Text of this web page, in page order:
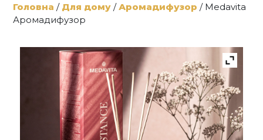
Головна / Для дому /Аромадифузор / Medavita
Аромадифузор